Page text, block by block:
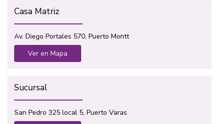
Casa Matriz
Av. Diego Portales 570, Puerto Montt
Ver en Mapa
Sucursal
San Pedro 325 local 5, Puerto Varas